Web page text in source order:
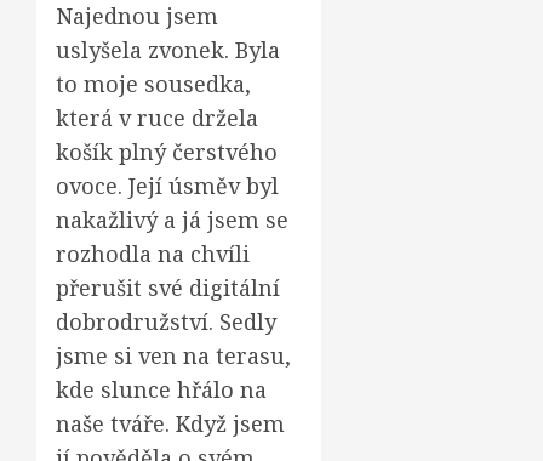
Najednou jsem
uslyšela zvonek. Byla
to moje sousedka,
která v ruce držela
košík plný čerstvého
ovoce. Její úsměv byl
nakažlivý a já jsem se
rozhodla na chvíli
přerušit své digitální
dobrodružství. Sedly
jsme si ven na terasu,
kde slunce hřálo na
naše tváře. Když jsem